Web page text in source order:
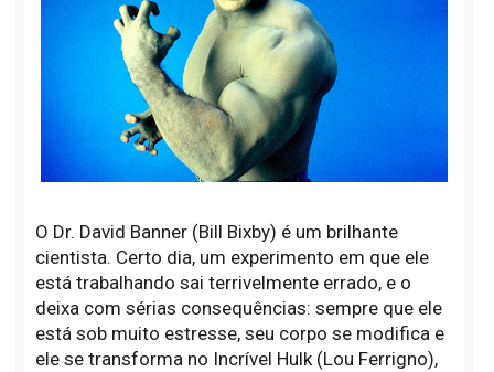
O Dr. David Banner (Bill Bixby) é um brilhante
cientista. Certo dia, um experimento em que ele
está trabalhando sai terrivelmente errado, e o
deixa com sérias consequências: sempre que ele
está sob muito estresse, seu corpo se modifica e
ele se transforma no Incrível Hulk (Lou Ferrigno),